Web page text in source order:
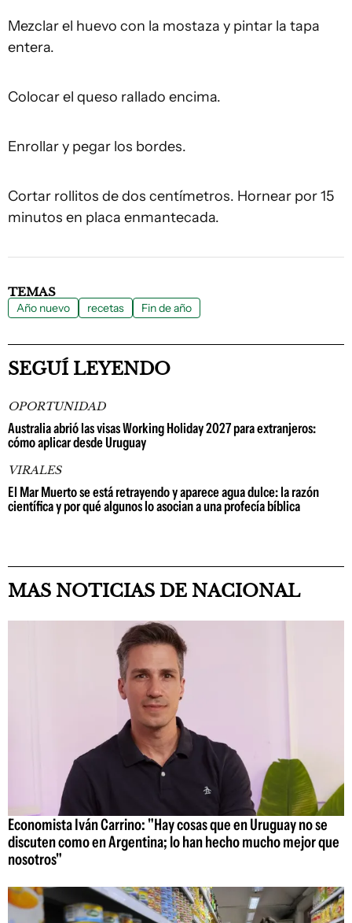
Mezclar el huevo con la mostaza y pintar la tapa
entera.
Colocar el queso rallado encima.
Enrollar y pegar los bordes.
Cortar rollitos de dos centímetros. Hornear por 15
minutos en placa enmantecada.
TEMAS
Año nuevo recetas Fin de año
SEGUÍ LEYENDO
OPORTUNIDAD
Australia abrió las visas Working Holiday 2027 para extranjeros:
cómo aplicar desde Uruguay
VIRALES
El Mar Muerto se está retrayendo y aparece agua dulce: la razón
científica y por qué algunos lo asocian a una profecía bíblica
MAS NOTICIAS DE NACIONAL
Economista Iván Carrino: "Hay cosas que en Uruguay no se
discuten como en Argentina; lo han hecho mucho mejor que
nosotros"